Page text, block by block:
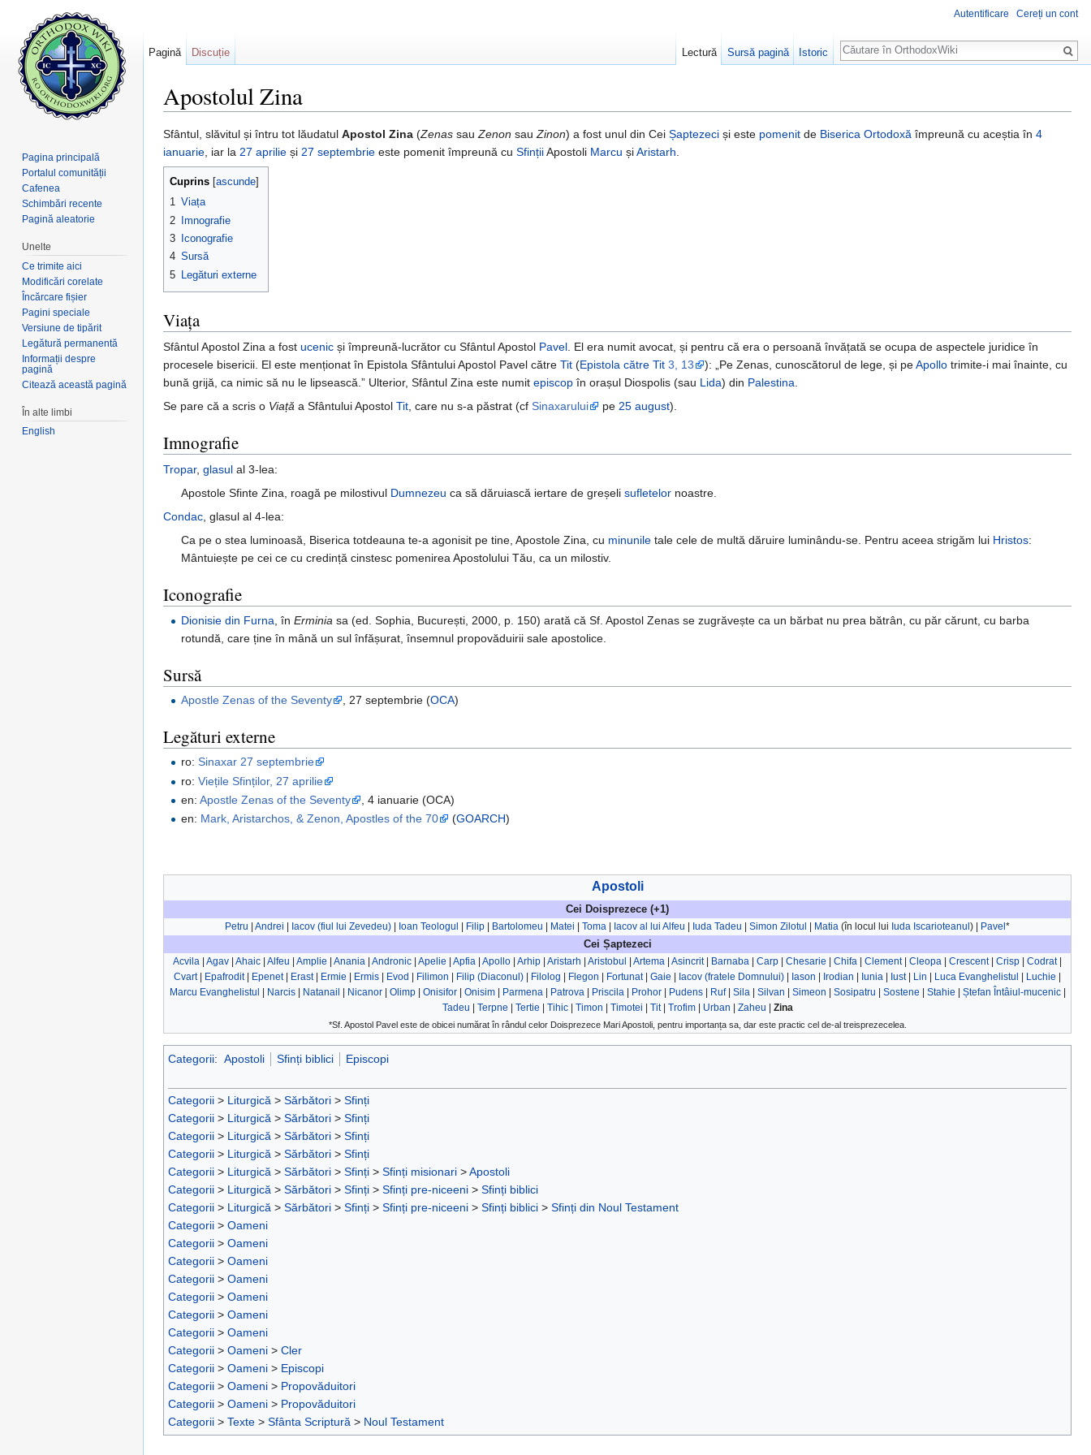
Apostolul Zina
Sfântul, slăvitul și întru tot lăudatul Apostol Zina (Zenas sauZenon sauZinon) a fost unul din Cei Șaptezeci și este pomenit de Biserica Ortodoxă împreună cu aceștia în 4
ianuarie, iar la 27 aprilie și 27 septembrie este pomenit împreună cu SfințiiApostoli Marcu șiAristarh.
Cuprins ascunde
1 Viața
2
Imnografie
3
Iconografie
4 Sursă
5
Legături externe
Viața
Sfântul Apostol Zina a fost ucenic și împreună-lucrător cu Sfântul Apostol Pavel. El era numit avocat, și pentru că era o persoană învățată se ocupa de aspectele juridice în
procesele bisericii. El este menționat în Epistola Sfântului Apostol Pavel către Tit (Epistola către Tit 3, 13 ): „Pe Zenas, cunoscătorul de lege, și peApollo trimite-i mai înainte, cu
bună grijă, ca nimic să nu le lipsească.” Ulterior, Sfântul Zina este numit episcop în orașul Diospolis (sau Lida) din Palestina.
Se pare că a scris o Viață a Sfântului Apostol Tit, care nu s-a păstrat (cf Sinaxarului pe 25 august).
Imnografie
Tropar, glasul al 3-lea:
Apostole Sfinte Zina, roagă pe milostivul Dumnezeu ca să dăruiască iertare de greșelisufletelor noastre.
Condac, glasul al 4-lea:
Ca pe o stea luminoasă, Biserica totdeauna te-a agonisit pe tine, Apostole Zina, cu minunile tale cele de multă dăruire luminându-se. Pentru aceea strigăm lui Hristos:
Mântuiește pe cei ce cu credință cinstesc pomenirea Apostolului Tău, ca un milostiv.
Iconografie
Dionisie din Furna , înErminia sa (ed. Sophia, București, 2000, p. 150) arată că Sf. Apostol Zenas se zugrăvește ca un bărbat nu prea bătrân, cu păr cărunt, cu barba
rotundă, care ține în mână un sul înfășurat, însemnul propovăduirii sale apostolice.
Sursă
Apostle Zenas of the Seventy , 27 septembrie (OCA)
Legături externe
ro:Sinaxar 27 septembrie
ro:Viețile Sfinților, 27 aprilie
en:Apostle Zenas of the Seventy
, 4 ianuarie (OCA)
en: Mark, Aristarchos, & Zenon, Apostles of the 70 (GOARCH)
Apostoli
Cei Doisprezece (+1)
Petru
Andrei Iacov (fiul lui Zevedeu) Ioan Teologul Filip Bartolomeu Matei Toma Iacov al lui Alfeu Iuda Tadeu Simon Zilotul Matia (în locul lui Iuda Iscarioteanul ) | Pavel *
Cei Șaptezeci
Acvila Agav Ahaic Alfeu Amplie Anania Andronic Apelie Apfia Apollo Arhip Aristarh Aristobul Artema Asincrit| Barnaba Carp Chesarie Chifa Clement| Cleopa Crescent| Crisp Codrat|
Cvart| Epafrodit| Epenet| Erast| Ermie Ermis Evod Filimon Filip (Diaconul) Filolog Flegon Fortunat| Gaie Iacov (fratele Domnului) Iason Irodian Iunia Iust| Lin Luca Evanghelistul Luchie
Marcu Evanghelistul
Narcis| Natanail Nicanor| Olimp| Onisifor| Onisim| Parmena| Patrova| Priscila| Prohor| Pudens| Ruf| Sila| Silvan Simeon Sosipatru Sostene Stahie Ștefan Întâiul-mucenic|
Tadeu
Terpne Tertie Tihic| Timon Timotei Tit| Trofim| Urban Zaheu Zina
*Sf. Apostol Pavel este de obicei numărat în rândul celor Doisprezece Mari Apostoli, pentru importanța sa, dar este practic cel de-al treisprezecelea.
Categorii: Apostoli Sfinți biblici Episcopi
Categorii > Liturgică > Sărbători > Sfinți
Categorii > Liturgică > Sărbători > Sfinți
Categorii > Liturgică > Sărbători > Sfinți
Categorii > Liturgică > Sărbători > Sfinți
Categorii > Liturgică > Sărbători > Sfinți > Sfinți misionari >Apostoli
Categorii > Liturgică > Sărbători > Sfinți > Sfinți pre-niceeni > Sfinți biblici
Categorii > Liturgică > Sărbători > Sfinți > Sfinți pre-niceeni > Sfinți biblici > Sfinți din Noul Testament
Categorii > Oameni
Categorii > Oameni
Categorii > Oameni
Categorii > Oameni
Categorii > Oameni
Categorii > Oameni
Categorii > Oameni
Categorii > Oameni > Cler
Categorii > Oameni > Episcopi
Categorii > Oameni > Propovăduitori
Categorii > Oameni > Propovăduitori
Categorii > Texte > Sfânta Scriptură > Noul Testament
Autentificare Cereți un cont
Pagină Discuție Lectură Sursă pagină Istoric
Căutare
Pagina principală
Portalul comunității
Cafenea
Schimbări recente
Pagină aleatorie
Unelte
Ce trimite aici
Modificări corelate
Încărcare fișier
Pagini speciale
Versiune de tipărit
Legătură permanentă
Informații despre
pagină
Citează această pagină
În alte limbi
English